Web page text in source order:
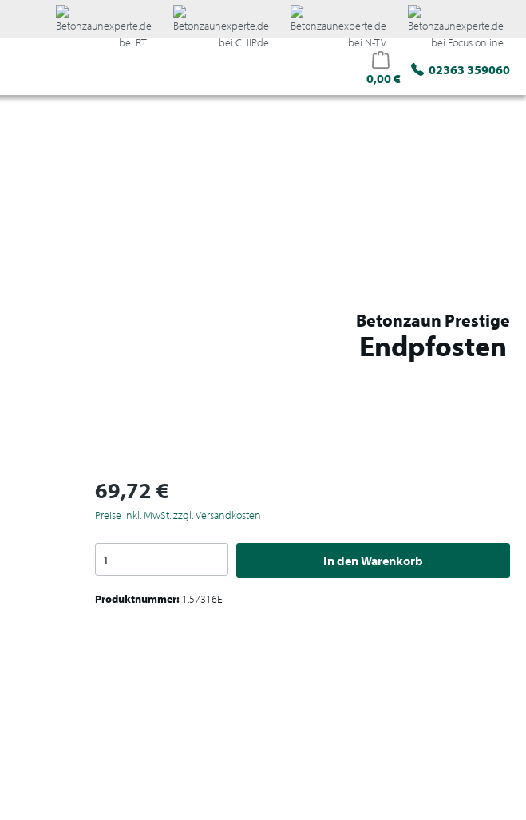
0,00 €
02363 359060
Betonzaun Prestige
Endpfosten
69,72 €
Preise inkl. MwSt. zzgl. Versandkosten
In den Warenkorb
Produktnummer: 1.57316E